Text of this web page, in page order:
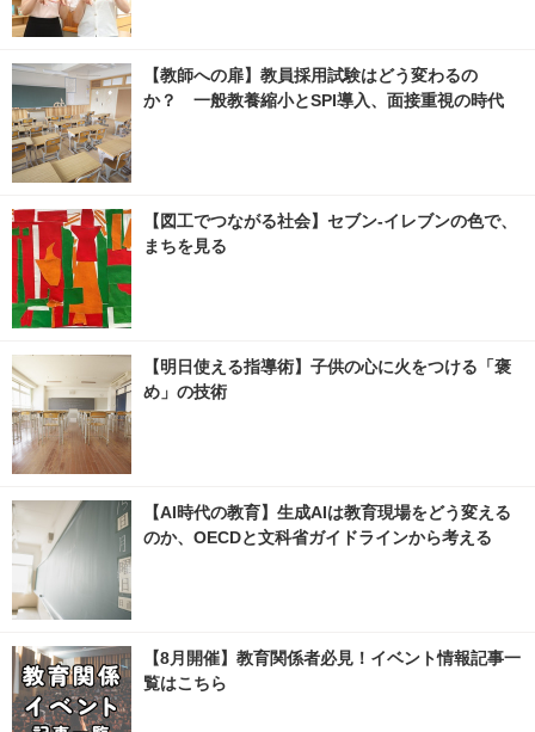
【教師への扉】教員採用試験はどう変わるの
か？ 一般教養縮小とSPI導入、面接重視の時代
【図工でつながる社会】セブン‐イレブンの色で、
まちを見る
【明日使える指導術】子供の心に火をつける「褒
め」の技術
【AI時代の教育】生成AIは教育現場をどう変える
のか、OECDと文科省ガイドラインから考える
【8月開催】教育関係者必見！イベント情報記事一
覧はこちら